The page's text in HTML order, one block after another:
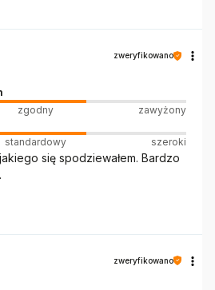
zweryfikowano
zgodny
zawyżony
standardowy szeroki
się spodziewałem. Bardzo
zweryfikowano